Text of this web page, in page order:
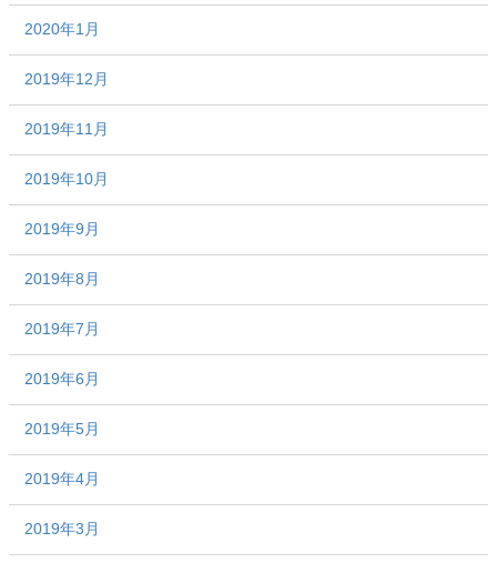
2020年1月
2019年12月
2019年11月
2019年10月
2019年9月
2019年8月
2019年7月
2019年6月
2019年5月
2019年4月
2019年3月